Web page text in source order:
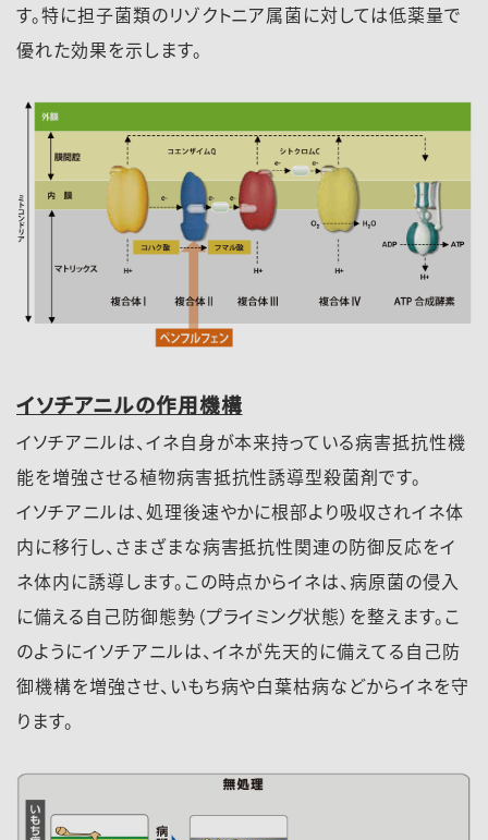
す。特に担子菌類のリゾクトニア属菌に対しては低薬量で
優れた効果を示します。
イソチアニルの作用機構
イソチアニルは、イネ自身が本来持っている病害抵抗性機
能を増強させる植物病害抵抗性誘導型殺菌剤です。
イソチアニルは、処理後速やかに根部より吸収されイネ体
内に移行し、さまざまな病害抵抗性関連の防御反応をイ
ネ体内に誘導します。この時点からイネは、病原菌の侵入
に備える自己防御態勢（プライミング状態）を整えます。こ
のようにイソチアニルは、イネが先天的に備えてる自己防
御機構を増強させ、いもち病や白葉枯病などからイネを守
ります。